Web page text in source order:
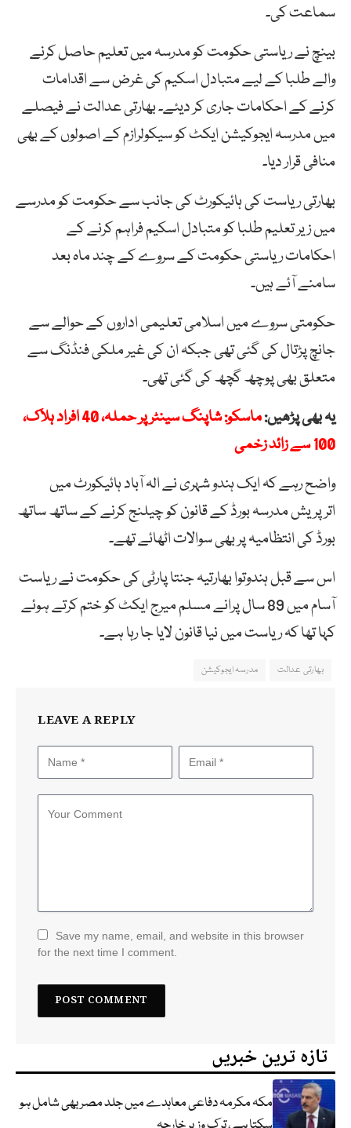
سماعت کی۔
بینچ نے ریاستی حکومت کو مدرسہ میں تعلیم حاصل کرنے
والے طلبا کے لیے متبادل اسکیم کی غرض سے اقدامات
کرنے کے احکامات جاری کر دیئے۔ بھارتی عدالت نے فیصلے
میں مدرسہ ایجوکیشن ایکٹ کو سیکولرازم کے اصولوں کے بھی
منافی قرار دیا۔
بھارتی ریاست کی ہائیکورٹ کی جانب سے حکومت کو مدرسے
میں زیر تعلیم طلبا کو متبادل اسکیم فراہم کرنے کے
احکامات ریاستی حکومت کے سروے کے چند ماہ بعد
سامنے آئے ہیں۔
حکومتی سروے میں اسلامی تعلیمی اداروں کے حوالے سے
جانچ پڑتال کی گئی تھی جبکہ ان کی غیر ملکی فنڈنگ سے
متعلق بھی پوچھ گچھ کی گئی تھی۔
یہ بھی پڑھیں:
ماسکو: شاپنگ سینٹر پر حملہ، 40 افراد ہلاک،
100 سے زائد زخمی
واضح رہے کہ ایک ہندو شہری نے الہ آباد ہائیکورٹ میں
اترپریش مدرسہ بورڈ کے قانون کو چیلنج کرنے کے ساتھ ساتھ
بورڈ کی انتظامیہ پر بھی سوالات اٹھائے تھے۔
اس سے قبل ہندوتوا بھارتیہ جنتا پارٹی کی حکومت نے ریاست
آسام میں 89 سال پرانے مسلم میرج ایکٹ کو ختم کرتے ہوئے
کہا تھا کہ ریاست میں نیا قانون لایا جا رہا ہے۔
بھارتی عدالت مدرسہ ایجوکیشن
LEAVE A REPLY
Save my name, email, and website in this browser
for the next time I comment.
تازہ ترین خبریں
مکہ مکرمہ دفاعی معاہدے میں جلد مصر بھی شامل ہو